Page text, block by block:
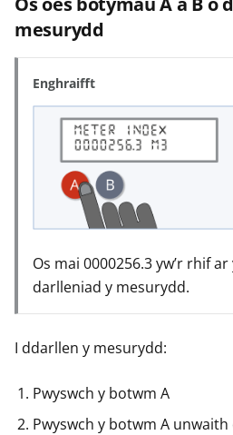
mesurydd
Enghraifft
Os mai 0000256.3 yw’r rhif
darlleniad y mesurydd.
I ddarllen y mesurydd:
Pwyswch y botwm A
Pwyswch y botwm A unwaith